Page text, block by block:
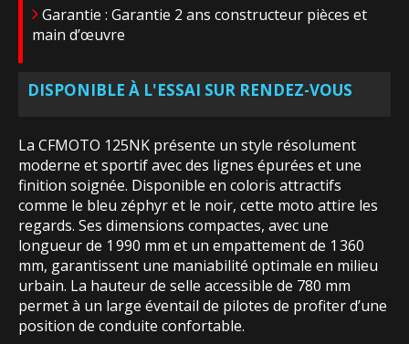
Garantie : Garantie 2 ans constructeur pièces et
main d’œuvre
DISPONIBLE À L'ESSAI SUR RENDEZ-VOUS
La CFMOTO 125NK présente un style résolument
moderne et sportif avec des lignes épurées et une
finition soignée. Disponible en coloris attractifs
comme le bleu zéphyr et le noir, cette moto attire les
regards. Ses dimensions compactes, avec une
longueur de 1 990 mm et un empattement de 1 360
mm, garantissent une maniabilité optimale en milieu
urbain. La hauteur de selle accessible de 780 mm
permet à un large éventail de pilotes de profiter d’une
position de conduite confortable.